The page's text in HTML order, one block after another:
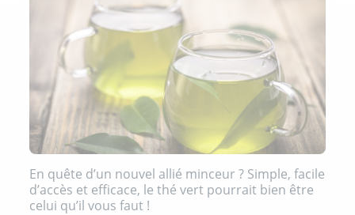
En quête d’un nouvel allié minceur ? Simple, facile
d’accès et efficace, le thé vert pourrait bien être
celui qu’il vous faut !